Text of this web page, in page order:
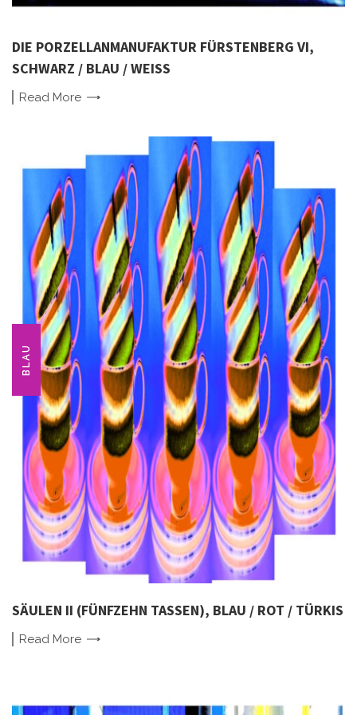
DIE PORZELLANMANUFAKTUR FÜRSTENBERG VI,
SCHWARZ / BLAU / WEISS
Read More
BLAU
SÄULEN II (FÜNFZEHN TASSEN), BLAU / ROT / TÜRKIS
Read More